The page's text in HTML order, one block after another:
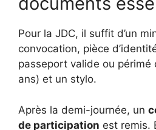
Pour la JDC, il suffit d’un
convocation, pièce
passeport valide ou périmé
ans) et un stylo.
Après la demi-journée, un
de participation est remis.